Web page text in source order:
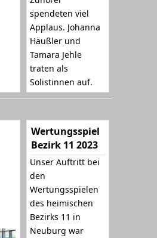
spendeten viel
Applaus. Johanna
Häußler und
Tamara Jehle
traten als
Solistinnen auf.
Wertungsspiel
Bezirk 11 2023
Unser Auftritt bei
den
Wertungsspielen
des heimischen
Bezirks 11 in
Neuburg war